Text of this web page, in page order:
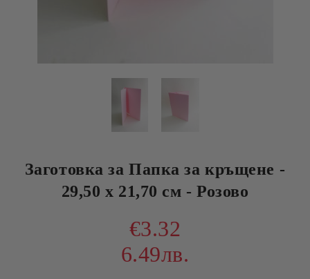
Заготовка за Папка за кръщене -
29,50 х 21,70 см - Розово
€3.32
6.49лв.